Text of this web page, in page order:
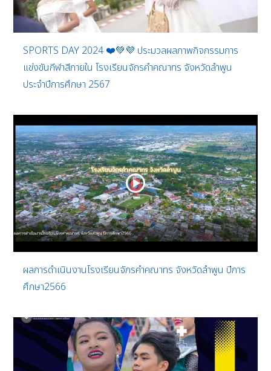
SPORTS DAY 2024 ❤️💚💜 ประมวลผลภาพกิจกรรมการ
แข่งขันกีฬาสีภายใน โรงเรียนจักรคำคณาทร จังหวัดลำพูน
ประจำปีการศึกษา 2567
ผลการดำเนินงานโรงเรียนจักรคำคณาทร จังหวัดลำพูน ปีการ
ศึกษา2566